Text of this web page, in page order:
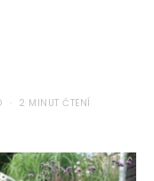
2 MINUT ČTENÍ